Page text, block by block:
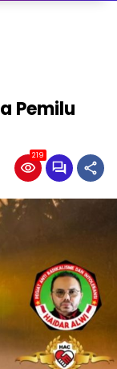
Pemilu
219